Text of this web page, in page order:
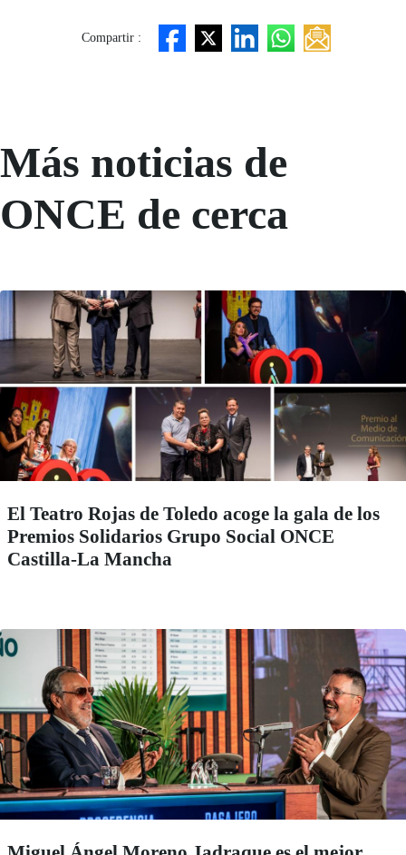
Compartir :
Más noticias de
ONCE de cerca
El Teatro Rojas de Toledo acoge la gala de los
Premios Solidarios Grupo Social ONCE
Castilla-La Mancha